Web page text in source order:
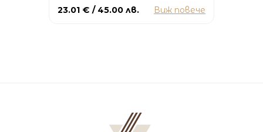
23.01 € / 45.00 лв. Виж повече